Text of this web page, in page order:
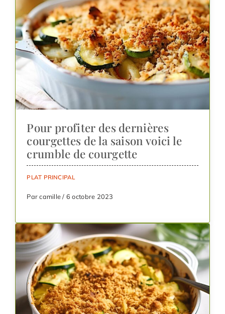
Pour profiter des dernières
courgettes de la saison voici le
crumble de courgette
PLAT PRINCIPAL
Par camille / 6 octobre 2023